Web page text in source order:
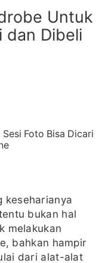
Untuk
dan Dibeli
keseharianya
bukan hal
melakukan
bahkan hampir
dari alat-alat